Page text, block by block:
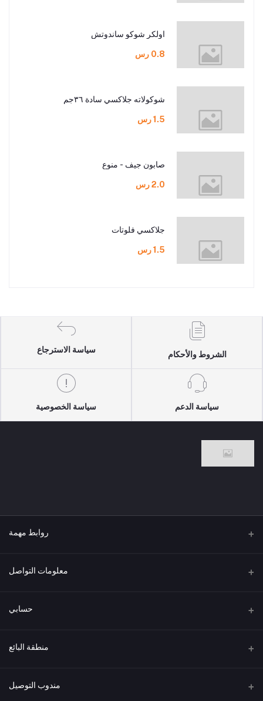
اولكر شوكو ساندوتش
0.8 رس
شوكولاته جلاكسي سادة ٣٦جم
1.5 رس
صابون جيف - منوع
2.0 رس
جلاكسي فلوتات
1.5 رس
الشروط والأحكام
سياسة الاسترجاع
سياسة الدعم سياسة الخصوصية
روابط مهمة
من نحن معلومات التواصل
العنوان حسابي
تسجيل الدخول
قائمة الرغبات
منطقة البائع
كن بائعًا مندوب التوصيل